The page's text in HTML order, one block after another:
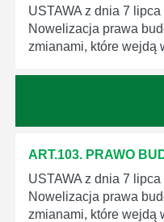
USTAWA z dnia 7
Nowelizacja prawa
zmianami, które wejdą
ART.103. PRAWO
USTAWA z dnia 7
Nowelizacja prawa
zmianami, które wejdą